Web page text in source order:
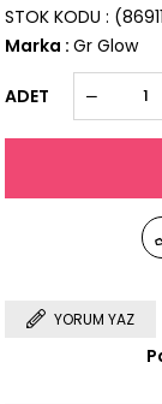
STOK KODU
Marka : Gr Glow
ADET
YORUM YAZ